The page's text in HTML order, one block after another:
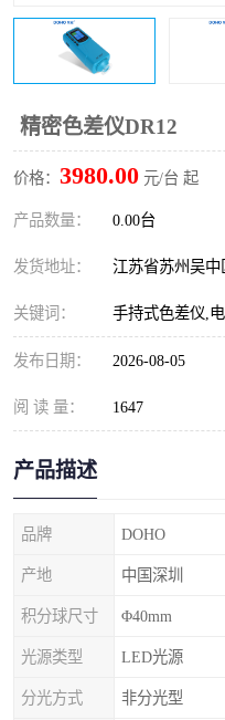
精密色差仪DR12
价格： 3980.00 元/台 起
产品数量： 0.00台
发货地址： 江苏省苏州吴中
关键词： 手持式色差仪,
发布日期： 2026-08-05
阅 读 量： 1647
产品描述
品牌 DOHO
产地 中国深圳
积分球尺寸 Φ40mm
光源类型 LED光源
分光方式 非分光型
配色软件
印刷看样台
条码扫描仪维修